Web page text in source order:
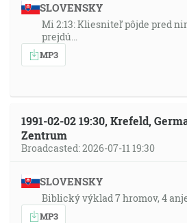
SLOVENSKY
Mi 2:13: Kliesniteľ pôjde pred
prejdú…
MP3
1991-02-02 19:30, Krefeld,
Zentrum
Broadcasted: 2026-07-11 19:30
SLOVENSKY
Biblický výklad 7 hromov, 4
MP3